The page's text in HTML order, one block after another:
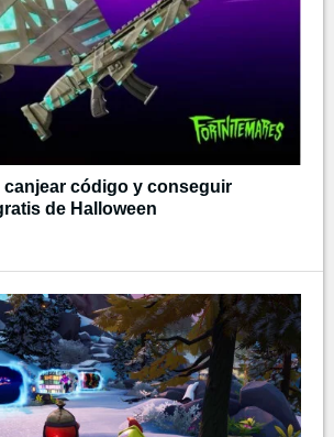
canjear código y conseguir
de Halloween